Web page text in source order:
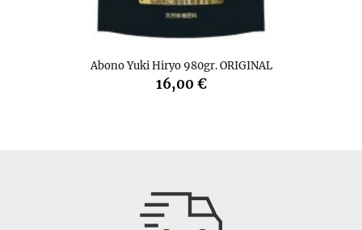
Abono Yuki Hiryo 980gr. ORIGINAL
16,00 €